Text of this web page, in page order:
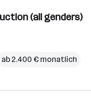
(all genders)
ab 2.400 € monatlich